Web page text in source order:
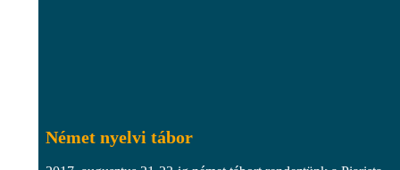
Német nyelvi tábor